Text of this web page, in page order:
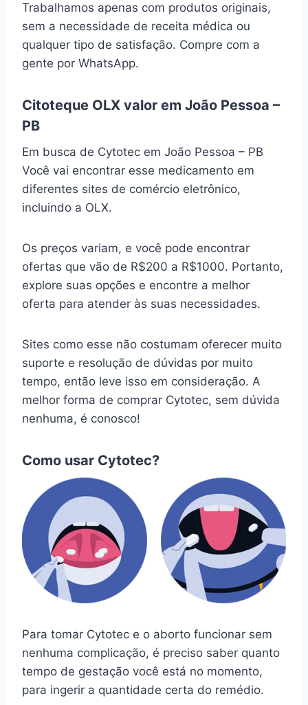
Trabalhamos apenas com produtos originais,
sem a necessidade de receita médica ou
qualquer tipo de satisfação. Compre com a
gente por WhatsApp.
Citoteque OLX valor em João Pessoa –
PB
Em busca de Cytotec em João Pessoa – PB
Você vai encontrar esse medicamento em
diferentes sites de comércio eletrônico,
incluindo a OLX.
Os preços variam, e você pode encontrar
ofertas que vão de R$200 a R$1000. Portanto,
explore suas opções e encontre a melhor
oferta para atender às suas necessidades.
Sites como esse não costumam oferecer muito
suporte e resolução de dúvidas por muito
tempo, então leve isso em consideração. A
melhor forma de comprar Cytotec, sem dúvida
nenhuma, é conosco!
Como usar Cytotec?
Para tomar Cytotec e o aborto funcionar sem
nenhuma complicação, é preciso saber quanto
tempo de gestação você está no momento,
para ingerir a quantidade certa do remédio.